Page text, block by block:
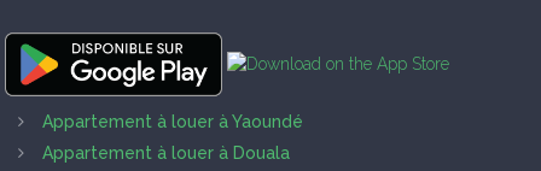
Appartement à louer à Yaoundé
Appartement à louer à Douala